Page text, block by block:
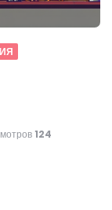
124